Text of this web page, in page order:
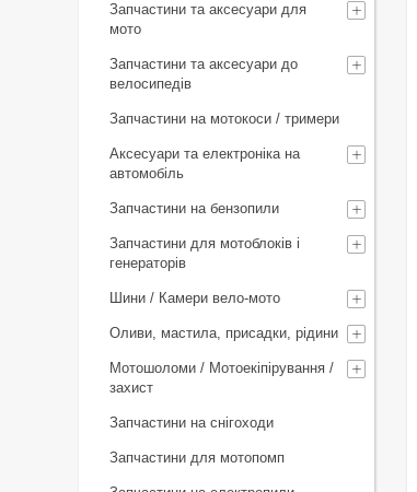
Запчастини та аксесуари для
мото
Запчастини та аксесуари до
велосипедів
Запчастини на мотокоси / тримери
Аксесуари та електроніка на
автомобіль
Запчастини на бензопили
Запчастини для мотоблоків і
генераторів
Шини / Камери вело-мото
Оливи, мастила, присадки, рідини
Мотошоломи / Мотоекіпірування /
захист
Запчастини на снігоходи
Запчастини для мотопомп